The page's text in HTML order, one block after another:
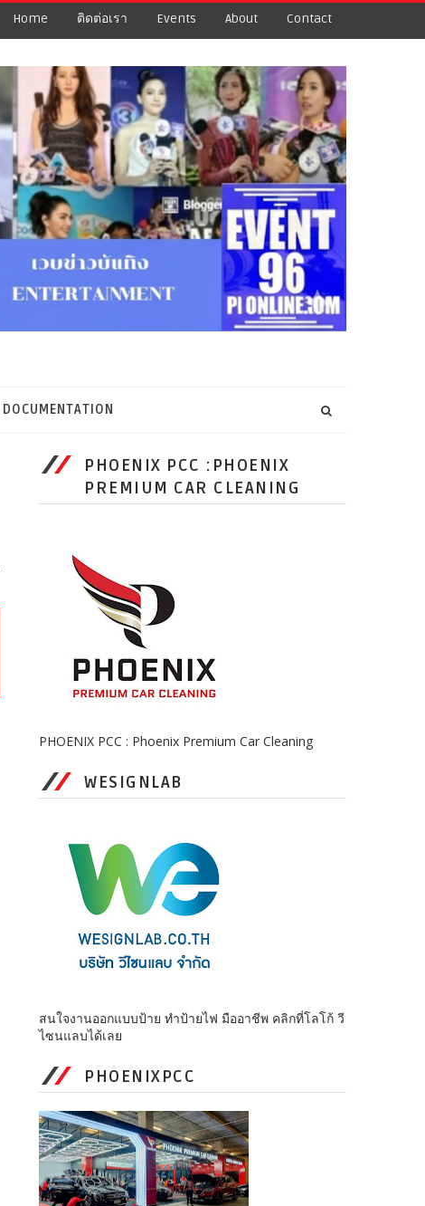
Home ติดต่อเรา Events About Contact
DOCUMENTATION
PHOENIX PCC :PHOENIX
PREMIUM CAR CLEANING
PHOENIX PCC : Phoenix Premium Car Cleaning
WESIGNLAB
สนใจงานออกแบบป้าย ทำป้ายไฟ มืออาชีพ คลิกที่โลโก้ วี
ไซนแลบได้เลย
PHOENIXPCC